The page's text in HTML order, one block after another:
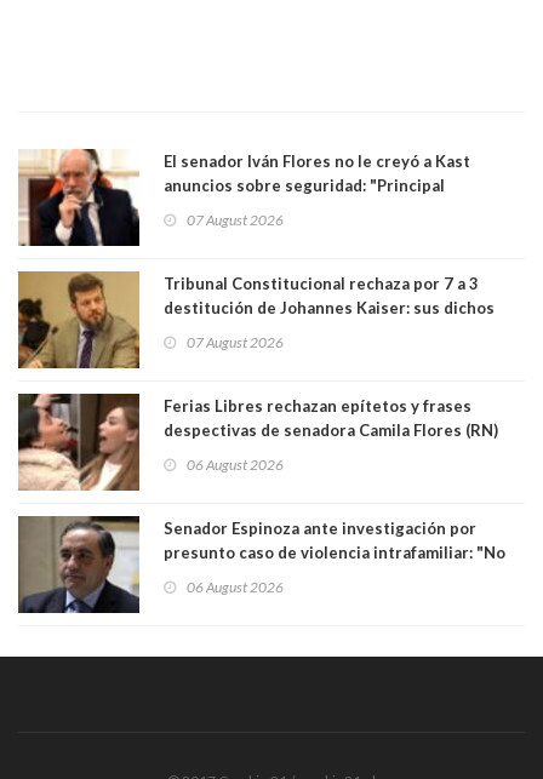
El senador Iván Flores no le creyó a Kast
anuncios sobre seguridad: "Principal
perseguir ruta del dinero y levantar secreto
07 August 2026
Tribunal Constitucional rechaza por 7 a 3
destitución de Johannes Kaiser: sus dichos
justicia constitucional porque no es diputado
07 August 2026
Ferias Libres rechazan epítetos y frases
despectivas de senadora Camila Flores (RN)
06 August 2026
Senador Espinoza ante investigación por
presunto caso de violencia intrafamiliar: "No
antecedentes a Tribunal Supremo
06 August 2026